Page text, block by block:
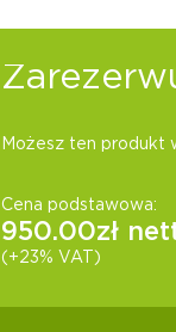
Możesz ten produkt
Cena podstawowa:
950.00zł
(+23% VAT)